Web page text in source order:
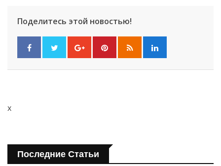
Поделитесь этой новостью!
x
Последние Статьи